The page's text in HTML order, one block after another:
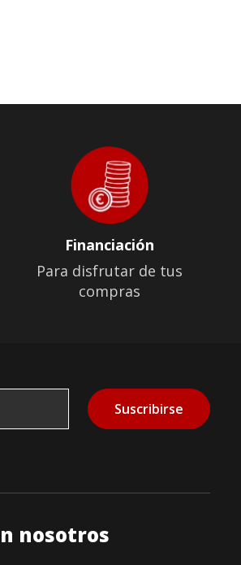
Financiación
Para disfrutar de tus
compras
Suscribirse
nosotros